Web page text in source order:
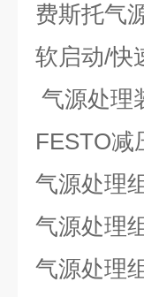
费斯托气
软启动/快
气源处理
FESTO减
气源处理
气源处理
气源处理